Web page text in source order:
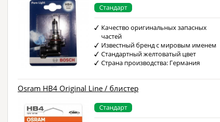
Стандарт
Качество оригинальных запасных
частей
Известный бренд с мировым именем
Стандартный желтоватый цвет
Страна производства: Германия
Osram HB4 Original Line / блистер
Стандарт